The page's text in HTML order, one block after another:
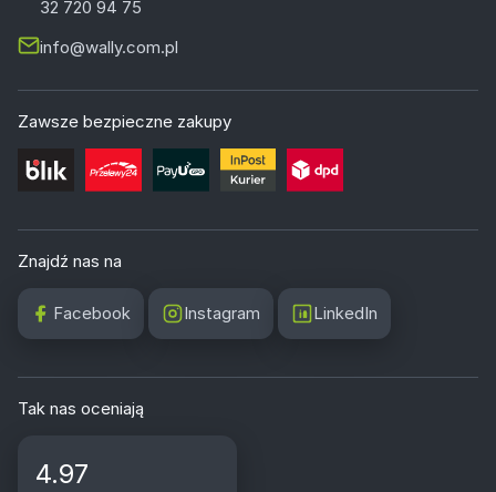
32 720 94 75
info@wally.com.pl
Zawsze bezpieczne zakupy
Znajdź nas na
Facebook Instagram LinkedIn
Tak nas oceniają
4.97